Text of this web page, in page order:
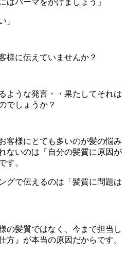
」
様に伝えていませんか？
ような発言・・果たしてそれは
でしょうか？
客様にとても多いのが髪の悩み
ないのは「自分の髪質に原因が
す。
グで伝えるのは「髪質に問題は
の髪質ではなく、今まで担当し
方』が本当の原因だからです。